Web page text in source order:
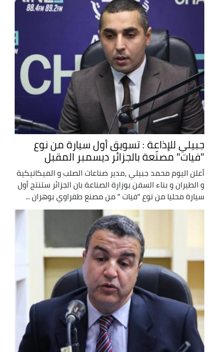
جبيلي للإذاعة : تسويق أول سيارة من نوع
"فيات" مصنّعة بالجزائر ديسمبر المقبل
أعلن اليوم محمد جبيلي ،مدير صناعات الصلب و الميكانيكية
و الطيران و بناء السفن بوزارة الصناعة بان الجزائر ستنتج أول
سيارة محليا من نوع "فيات " من مصنع طفراوي بوهران ...